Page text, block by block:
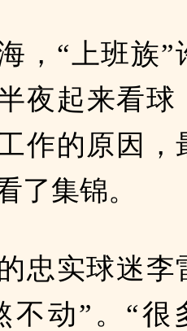
，“上班族
夜起来看球
作的原因
了集锦。
忠实球迷李
不动”。“